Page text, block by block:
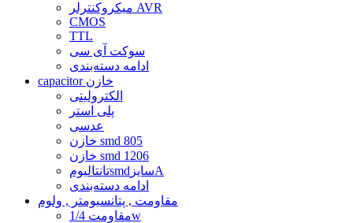
میکروکنترلر AVR
CMOS
TTL
سوکت آی سی
ادامه دسته‌بندی
capacitor خازن
الکترولیتی
پلی استر
عدسی
خازن smd 805
خازن smd 1206
تانتالیومsmdسایزA
ادامه دسته‌بندی
مقاومت , پتانسیومتر , ولوم
مقاومت 1/4w